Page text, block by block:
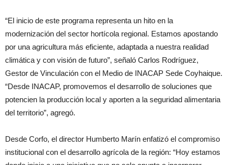
“El inicio de este programa representa un hito en la
modernización del sector hortícola regional. Estamos apostando
por una agricultura más eficiente, adaptada a nuestra realidad
climática y con visión de futuro”, señaló Carlos Rodríguez,
Gestor de Vinculación con el Medio de INACAP Sede Coyhaique.
“Desde INACAP, promovemos el desarrollo de soluciones que
potencien la producción local y aporten a la seguridad alimentaria
del territorio”, agregó.
Desde Corfo, el director Humberto Marín enfatizó el compromiso
institucional con el desarrollo agrícola de la región: “Hoy estamos